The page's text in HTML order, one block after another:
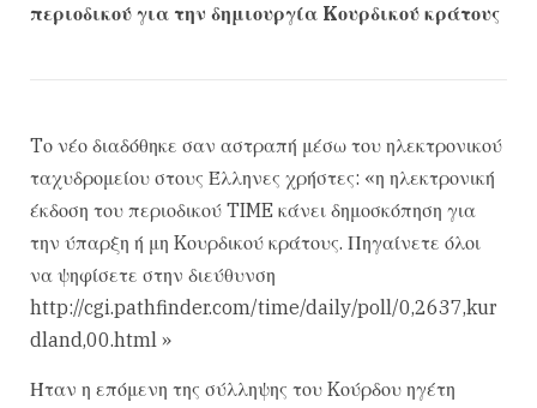
περιοδικού για την δημιουργία Kουρδικού κράτους
Tο νέο διαδόθηκε σαν αστραπή μέσω του ηλεκτρονικού
ταχυδρομείου στους Έλληνες χρήστες: «η ηλεκτρονική
έκδοση του περιοδικού TIME κάνει δημοσκόπηση για
την ύπαρξη ή μη Kουρδικού κράτους. Πηγαίνετε όλοι
να ψηφίσετε στην διεύθυνση
http://cgi.pathfinder.com/time/daily/poll/0,2637,kur
dland,00.html »
Ήταν η επόμενη της σύλληψης του Kούρδου ηγέτη